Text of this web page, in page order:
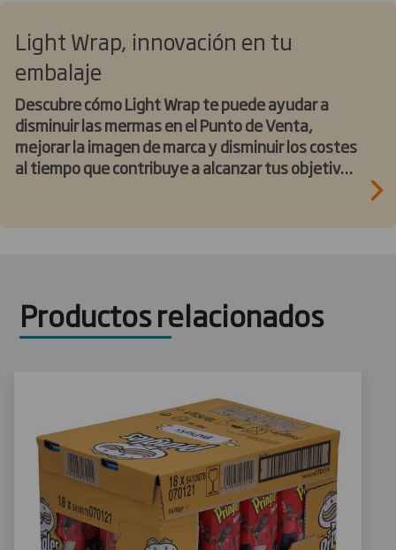
Light Wrap, innovación en tu
embalaje
Descubre cómo Light Wrap te puede ayudar a
disminuir las mermas en el Punto de Venta,
mejorar la imagen de marca y disminuir los costes
al tiempo que contribuye a alcanzar tus objetivos
Productos relacionados